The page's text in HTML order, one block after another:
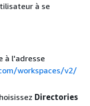
à se
à l'adresse
workspaces/v2/
Directories